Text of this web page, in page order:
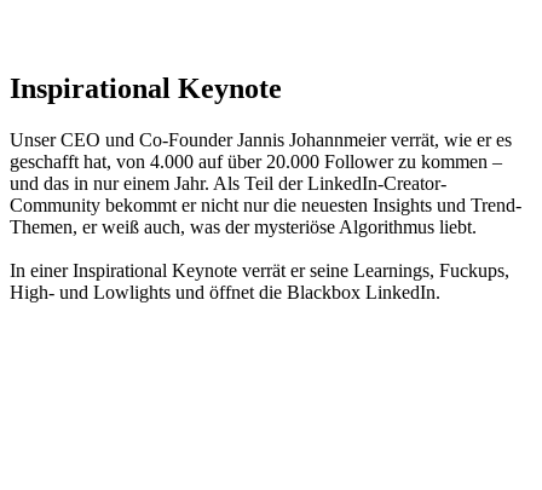
Inspirational Keynote
Unser CEO und Co-Founder Jannis Johannmeier verrät, wie er es
geschafft hat, von 4.000 auf über 20.000 Follower zu kommen –
und das in nur einem Jahr. Als Teil der LinkedIn-Creator-
Community bekommt er nicht nur die neuesten Insights und Trend-
Themen, er weiß auch, was der mysteriöse Algorithmus liebt.
In einer Inspirational Keynote verrät er seine Learnings, Fuckups,
High- und Lowlights und öffnet die Blackbox LinkedIn.